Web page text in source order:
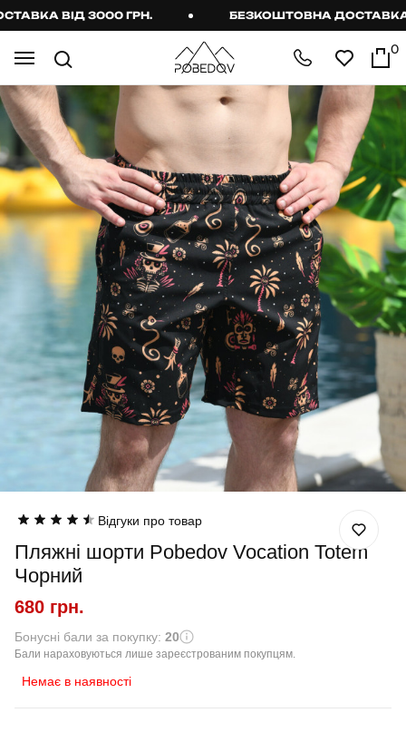
ВІД 3000 ГРН. БЕЗКОШТОВНА ДОСТАВКА
0
Відгуки про товар
Пляжні шорти Pobedov Vocation Totem
Чорний
680 грн.
Бонусні бали за покупку: 20
Бали нараховуються лише зареєстрованим покупцям.
Немає в наявності